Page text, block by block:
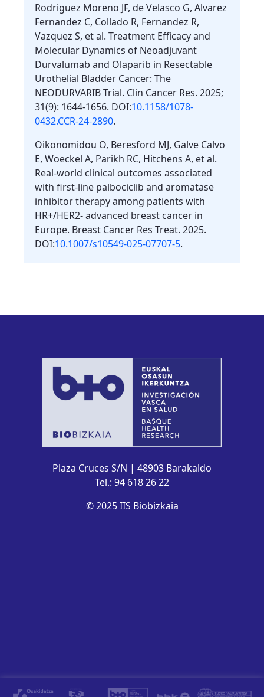
Rodriguez Moreno JF, de Velasco G, Alvarez
Fernandez C, Collado R, Fernandez R,
Vazquez S, et al. Treatment Efficacy and
Molecular Dynamics of Neoadjuvant
Durvalumab and Olaparib in Resectable
Urothelial Bladder Cancer: The
NEODURVARIB Trial. Clin Cancer Res. 2025;
31(9): 1644-1656. DOI:10.1158/1078-
0432.CCR-24-2890.
Oikonomidou O, Beresford MJ, Galve Calvo
E, Woeckel A, Parikh RC, Hitchens A, et al.
Real-world clinical outcomes associated
with first-line palbociclib and aromatase
inhibitor therapy among patients with
HR+/HER2- advanced breast cancer in
Europe. Breast Cancer Res Treat. 2025.
DOI:10.1007/s10549-025-07707-5.
Plaza Cruces S/N | 48903 Barakaldo
Tel.: 94 618 26 22
© 2025 IIS Biobizkaia